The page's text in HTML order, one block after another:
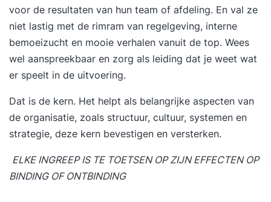
voor de resultaten van hun team of afdeling. En val ze
niet lastig met de rimram van regelgeving, interne
bemoeizucht en mooie verhalen vanuit de top. Wees
wel aanspreekbaar en zorg als leiding dat je weet wat
er speelt in de uitvoering.
Dat is de kern. Het helpt als belangrijke aspecten van
de organisatie, zoals structuur, cultuur, systemen en
strategie, deze kern bevestigen en versterken.
ELKE INGREEP IS TE TOETSEN OP ZIJN EFFECTEN OP
BINDING OF ONTBINDING